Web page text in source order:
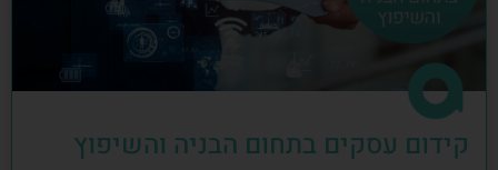
קידום עסקים בתחום הבניה והשיפוץ